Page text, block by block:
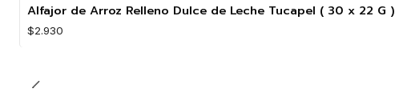
Alfajor de Arroz Relleno Dulce de Leche Tucapel ( 30 x 22 G )
$2.930